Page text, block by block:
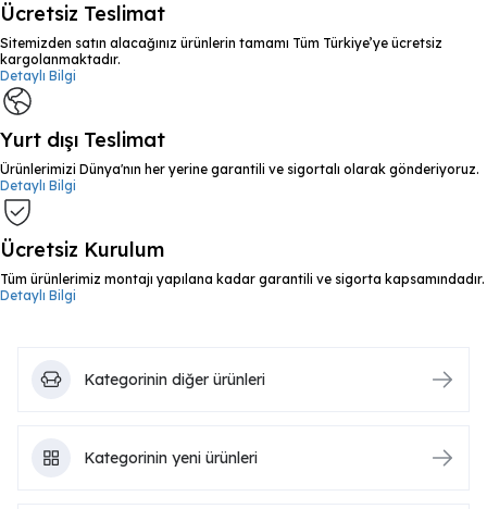
Ücretsiz Teslimat
Sitemizden satın alacağınız ürünlerin tamamı Tüm Türkiye’ye ücretsiz
kargolanmaktadır.
Detaylı Bilgi
Yurt dışı Teslimat
Ürünlerimizi Dünya'nın her yerine garantili ve sigortalı olarak gönderiyoruz.
Detaylı Bilgi
Ücretsiz Kurulum
Tüm ürünlerimiz montajı yapılana kadar garantili ve sigorta kapsamındadır.
Detaylı Bilgi
Kategorinin diğer ürünleri
Kategorinin yeni ürünleri